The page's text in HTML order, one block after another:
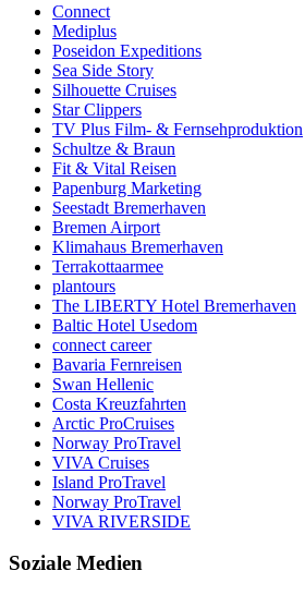
Connect
Mediplus
Poseidon Expeditions
Sea Side Story
Silhouette Cruises
Star Clippers
TV Plus Film- & Fernsehproduktion
Schultze & Braun
Fit & Vital Reisen
Papenburg Marketing
Seestadt Bremerhaven
Bremen Airport
Klimahaus Bremerhaven
Terrakottaarmee
plantours
The LIBERTY Hotel Bremerhaven
Baltic Hotel Usedom
connect career
Bavaria Fernreisen
Swan Hellenic
Costa Kreuzfahrten
Arctic ProCruises
Norway ProTravel
VIVA Cruises
Island ProTravel
Norway ProTravel
VIVA RIVERSIDE
Soziale Medien